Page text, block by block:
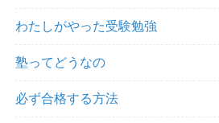
わたしがやった受験勉強
塾ってどうなの
必ず合格する方法